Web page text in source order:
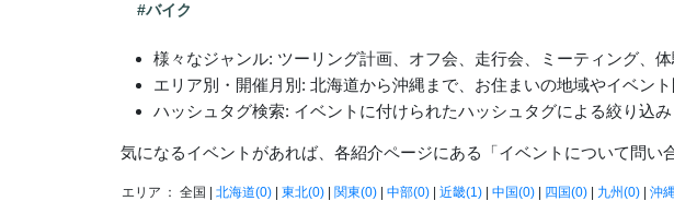
#バイク
様々なジャンル: ツーリング計画、オフ会、走行会、ミーティング、
エリア別・開催月別: 北海道から沖縄まで、お住まいの地域やイベン
ハッシュタグ検索: イベントに付けられたハッシュタグによる絞り込み
気になるイベントがあれば、各紹介ページにある「イベントについて問い
エリア ： 全国 | 北海道(0)| 東北(0)| 関東(0)| 中部(0)| 近畿(1)| 中国(0)| 四国(0)| 九州(0)| 沖